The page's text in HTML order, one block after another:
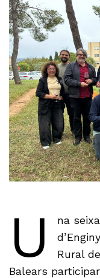
U
na
Rural
Balears